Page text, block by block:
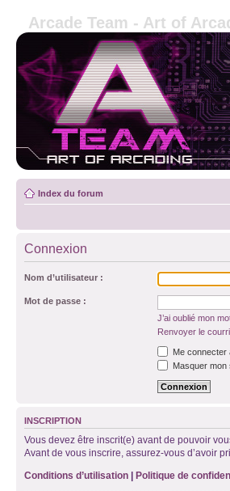
Arcade Team - Art of
Index du forum
Connexion
Nom d’utilisateur :
Mot de passe :
J’ai oublié mon
Renvoyer le
Me connecter
Masquer mon
INSCRIPTION
Vous devez être inscrit(e) avant de pouvoir
Avant de vous inscrire, assurez-vous d’avoir
Conditions d’utilisation | Politique de